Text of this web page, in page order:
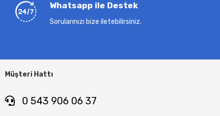
Whatsapp ile Destek
Sorularınızı bize iletebilirsiniz.
Müşteri Hattı
0 543 906 06 37